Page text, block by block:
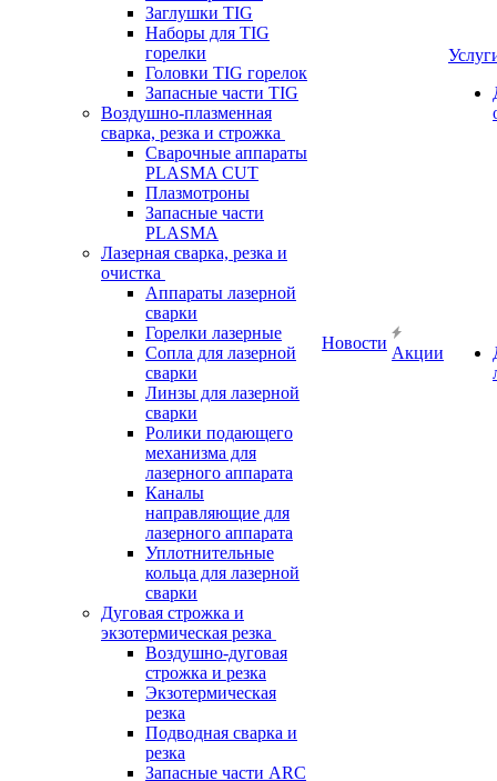
Заглушки TIG
Наборы для TIG
горелки
Головки TIG горелок
Запасные части TIG
Воздушно-плазменная
сварка, резка и строжка
Сварочные аппараты
PLASMA CUT
Плазмотроны
Запасные части
PLASMA
Лазерная сварка, резка и
очистка
Аппараты лазерной
сварки
Горелки лазерные
Сопла для лазерной
сварки
Линзы для лазерной
сварки
Ролики подающего
механизма для
лазерного аппарата
Каналы
направляющие для
лазерного аппарата
Уплотнительные
кольца для лазерной
сварки
Дуговая строжка и
экзотермическая резка
Воздушно-дуговая
строжка и резка
Экзотермическая
резка
Подводная сварка и
резка
Запасные части ARC
Новости
Акции